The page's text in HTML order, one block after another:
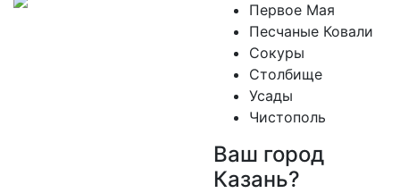
Первое Мая
Песчаные Ковали
Сокуры
Столбище
Усады
Чистополь
Ваш город
Казань?